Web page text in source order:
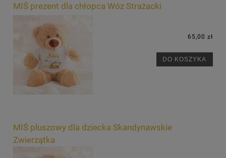
MIŚ prezent dla chłopca Wóz Strażacki
65,00 zł
DO KOSZYKA
MIŚ pluszowy dla dziecka Skandynawskie
Zwierzątka